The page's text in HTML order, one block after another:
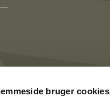
bruger cookies